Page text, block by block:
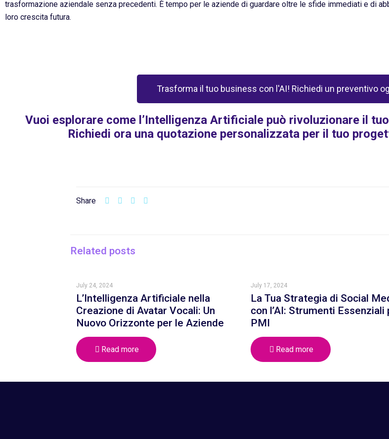
trasformazione aziendale senza precedenti. È tempo per le aziende di guardare oltre le sfide immediati e di
loro crescita futura.
Trasforma il tuo business con l'AI! Richiedi un preventivo
Vuoi esplorare come l’Intelligenza Artificiale può rivoluzionare il
Richiedi ora una quotazione personalizzata per il tuo
Share
Related posts
July 24, 2024
L’Intelligenza Artificiale nella
Creazione di Avatar Vocali: Un
Nuovo Orizzonte per le Aziende
Read more
July 17, 2024
La Tua Strategia di Social
con l’AI: Strumenti Essenziali
PMI
Read more